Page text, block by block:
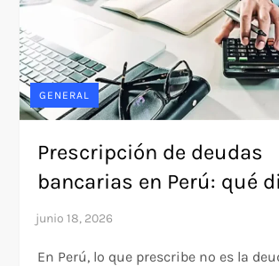
GENERAL
Prescripción de deudas
bancarias en Perú: qué
En Perú, lo que prescribe no es la